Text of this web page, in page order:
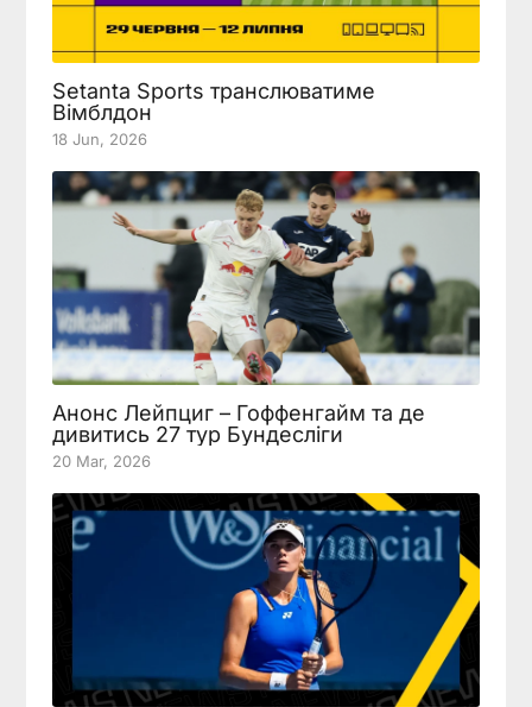
Setanta Sports транслюватиме
Вімблдон
18 Jun, 2026
Анонс Лейпциг – Гоффенгайм та де
дивитись 27 тур Бундесліги
20 Mar, 2026